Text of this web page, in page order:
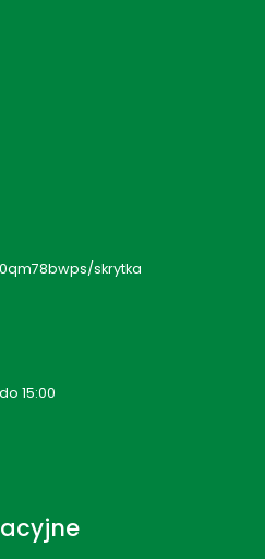
skrytka
15:00